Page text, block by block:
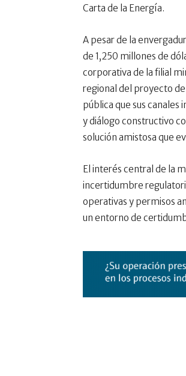
Carta de la Energía.
A pesar de la
de 1,250 millones de
corporativa de la filial
regional del proyecto
pública que sus
y diálogo constructivo
solución amistosa que
El interés central de la
incertidumbre
operativas y permisos
un entorno de